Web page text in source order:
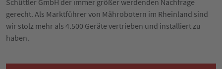
Schüttler GmbH der immer größer werdenden Nachfrage
gerecht. Als Marktführer von Mährobotern im Rheinland sind
wir stolz mehr als 4.500 Geräte vertrieben und installiert zu
haben.